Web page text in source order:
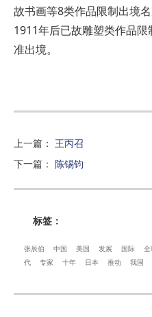
故书画等8类作品限制出境
1911年后已故雕塑类作品
准出境。
上一篇 ： 王丙召
下一篇 ： 陈锡钧
标签：
张辰伯 中国 美国 发展 国际
代
专家 十年 日本 推动 我国